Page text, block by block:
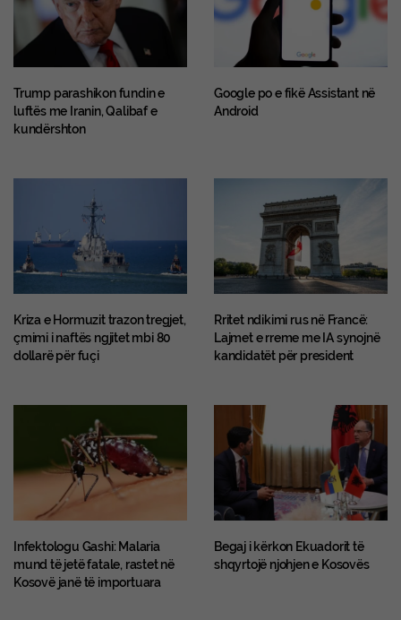
Trump parashikon fundin e
luftës me Iranin, Qalibaf e
kundërshton
Google po e fikë Assistant në
Android
Kriza e Hormuzit trazon tregjet,
çmimi i naftës ngjitet mbi 80
dollarë për fuçi
Rritet ndikimi rus në Francë:
Lajmet e rreme me IA synojnë
kandidatët për president
​Infektologu Gashi: Malaria
mund të jetë fatale, rastet në
Kosovë janë të importuara
Begaj i kërkon Ekuadorit të
shqyrtojë njohjen e Kosovës